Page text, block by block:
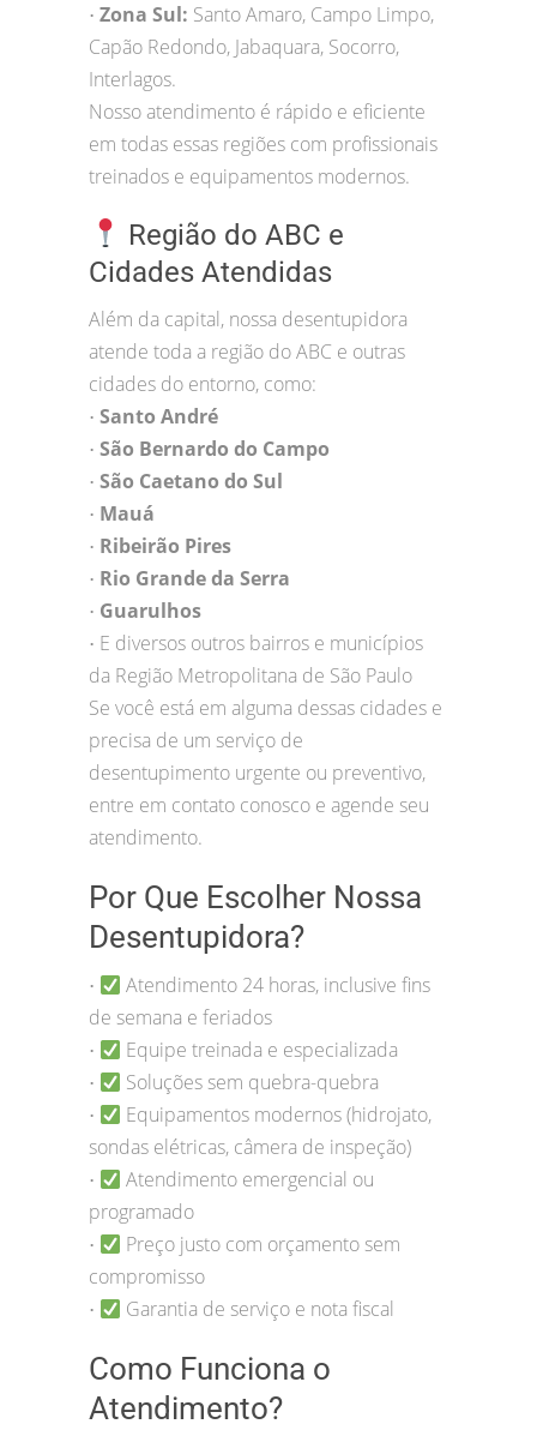
• Zona Sul: Santo Amaro, Campo Limpo,
Capão Redondo, Jabaquara, Socorro,
Interlagos.
Nosso atendimento é rápido e eficiente
em todas essas regiões com profissionais
treinados e equipamentos modernos.
Região do ABC e
Cidades Atendidas
Além da capital, nossa desentupidora
atende toda a região do ABC e outras
cidades do entorno, como:
• Santo André
• São Bernardo do Campo
• São Caetano do Sul
• Mauá
• Ribeirão Pires
• Rio Grande da Serra
• Guarulhos
• E diversos outros bairros e municípios
da Região Metropolitana de São Paulo
Se você está em alguma dessas cidades e
precisa de um serviço de
desentupimento urgente ou preventivo,
entre em contato conosco e agende seu
atendimento.
Por Que Escolher Nossa
Desentupidora?
•
Atendimento 24 horas, inclusive fins
de semana e feriados
• Equipe treinada e especializada
• Soluções sem quebra-quebra
•
Equipamentos modernos (hidrojato,
sondas elétricas, câmera de inspeção)
•
Atendimento emergencial ou
programado
•
Preço justo com orçamento sem
compromisso
• Garantia de serviço e nota fiscal
Como Funciona o
Atendimento?